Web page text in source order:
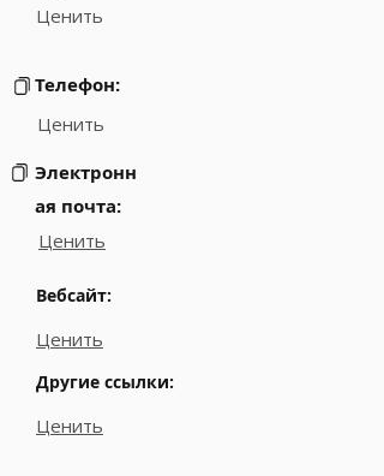
Ценить
Телефон:
Ценить
Электронн
ая почта:
Ценить
Вебсайт:
Ценить
Другие ссылки:
Ценить